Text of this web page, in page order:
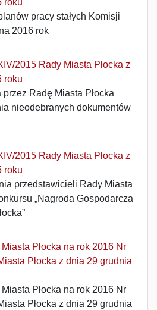
roku
pracy stałych Komisji
2016 rok
2015 Rady Miasta Płocka z
roku
Radę Miasta Płocka
nieodebranych dokumentów
2015 Rady Miasta Płocka z
roku
przedstawicieli Rady Miasta
„Nagroda Gospodarcza
Płocka na rok 2016 Nr
Płocka z dnia 29 grudnia
Płocka na rok 2016 Nr
Płocka z dnia 29 grudnia